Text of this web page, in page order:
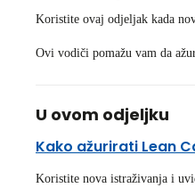
Koristite ovaj odjeljak kada
Ovi vodiči pomažu vam da
U ovom odjeljku
Kako ažurirati Lean
Koristite nova istraživanja i